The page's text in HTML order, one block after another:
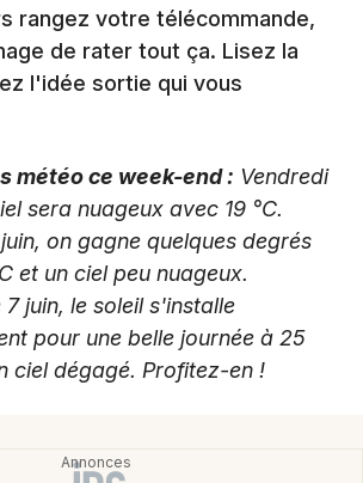
Drôme
Alpes
sorties
rangez votre télécommande,
de rater tout ça. Lisez la
l'idée sortie qui vous
météo ce week-end : Vendredi
sera nuageux avec 19 °C.
on gagne quelques degrés
et un ciel peu nuageux.
7 juin, le soleil s'installe
pour une belle journée à 25
ciel dégagé. Profitez-en !